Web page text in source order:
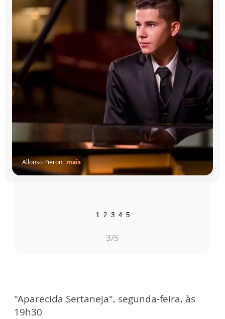
Allonso Pieroni mais
1 2 3 4 5
3/5
"Aparecida Sertaneja", segunda-feira, às
19h30